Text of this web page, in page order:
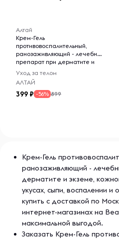
кожу, уменьшает зуд;
действием, не допускает
препятствует застою
снимает спазм кровеносных
капилляры;
укрепление здоровья нации»
естественных наук,
Европейской академии
Алтай
Крем-Гель
противовоспалительный,
ранозаживляющий - лечебный
препарат при дерматите и
экземе, кожном зуде,
аллергии, ранах, укусах,
сыпи, воспалении и отеке, 75
мл
Уход за телом
АЛТАЙ
399 -56% 899
Крем-Гель
ранозаживляющий -
дерматите и экземе,
укусах, сыпи, воспалении и
купить с доставкой по
интернет-магазинах на
максимальной выгодой.
Заказать Крем-Гель